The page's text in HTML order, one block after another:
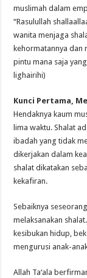
muslimah dalam
“Rasulullah
wanita menjaga
kehormatannya dan
pintu mana saja
lighairihi)
Kunci Pertama,
Hendaknya kaum
lima waktu. Shalat
ibadah yang tidak
dikerjakan dalam
shalat dikatakan
kekafiran.
Sebaiknya
melaksanakan
kesibukan hidup,
mengurusi anak-
Allah Ta‘ala